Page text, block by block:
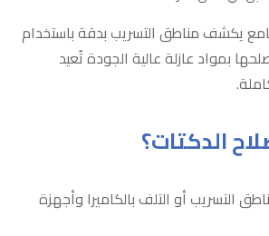
يكشف مناطق التسريب بدقة باستخدام
بمواد عازلة عالية الجودة تُعيد
الدكتات؟
التسريب أو التلف بالكاميرا وأجهزة